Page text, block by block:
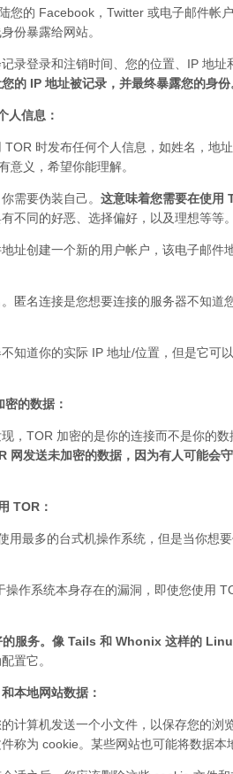
您的 Facebook，Twitter 或电子邮件帐
份暴露给网站。
录登录和注销时间、您的位置、IP 地址
的 IP 地址被记录，并最终暴露您的身份
人信息：
TOR 时发布任何个人信息，如姓名，地
意义，希望你能理解。
需要伪装自己。 这意味着您需要在使用
不同的好恶、选择偏好，以及理想等等。
址创建一个新的用户帐户，该电子邮件
匿名连接是您想要连接的服务器不知道
知道你的实际 IP 地址/位置，但是它可
的数据：
，TOR 加密的是你的连接而不是你的
网发送未加密的数据，因为有人可能会
TOR：
用最多的台式机操作系统，但是当你想
操作系统本身存在的漏洞，即使您使用
服务。像 Tails 和 Whonix 这样的
置它。
本地网站数据：
计算机发送一个小文件，以保存您的浏
称为 cookie。某些网站也可能将数据本